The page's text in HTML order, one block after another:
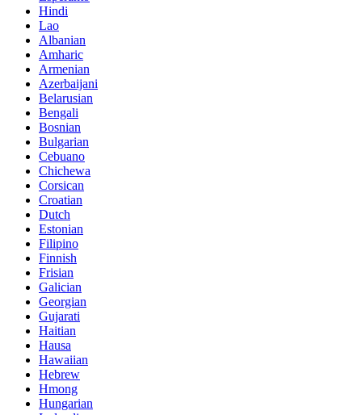
Hindi
Lao
Albanian
Amharic
Armenian
Azerbaijani
Belarusian
Bengali
Bosnian
Bulgarian
Cebuano
Chichewa
Corsican
Croatian
Dutch
Estonian
Filipino
Finnish
Frisian
Galician
Georgian
Gujarati
Haitian
Hausa
Hawaiian
Hebrew
Hmong
Hungarian